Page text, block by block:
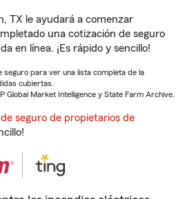
TX le ayudará a comenzar
una cotización de seguro
en línea. ¡Es rápido y sencillo!
seguro para ver una lista completa de la
cubiertas.
Global Market Intelligence y State Farm Archive.
seguro de propietarios de